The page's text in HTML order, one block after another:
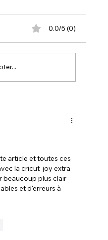
choisir et quels
0.0/5 (0)
article et toutes ces
la cricut  joy extra
beaucoup plus clair
et d'erreurs à